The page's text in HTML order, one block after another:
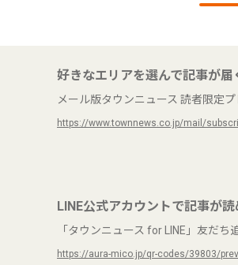
好きなエリアを選んで記事が届
メール版タウンニュース 読者限定
https://www.townnews.co.jp/mail/
LINE公式アカウントで記事が読
「タウンニュース for LINE」友だち
https://aura-mico.jp/qr-codes/39803/